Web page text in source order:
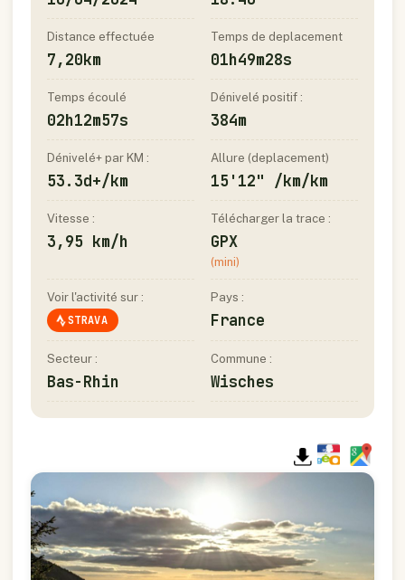
Distance effectuée
7,20km
Temps de deplacement
01h49m28s
Temps écoulé
02h12m57s
Dénivelé positif :
384m
Dénivelé+ par KM :
53.3d+/km
Allure (deplacement)
15'12" /km/km
Vitesse :
3,95 km/h
Télécharger la trace :
GPX
(mini)
Voir l'activité sur :
STRAVA
Pays :
France
Secteur :
Bas-Rhin
Commune :
Wisches